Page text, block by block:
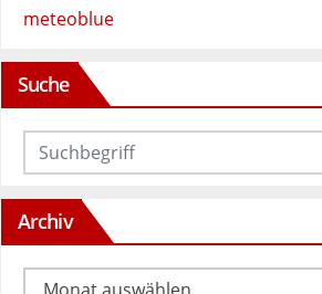
meteoblue
Suche
Archiv
Archiv